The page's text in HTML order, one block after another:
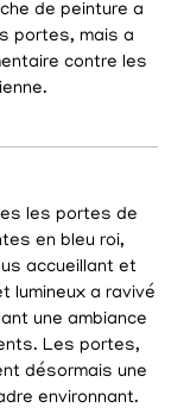
de peinture a
portes, mais a
contre les
les portes de
en bleu roi,
accueillant et
lumineux a ravivé
une ambiance
Les portes,
désormais une
environnant.